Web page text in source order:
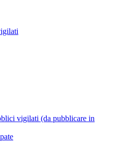
vigilati (da pubblicare in